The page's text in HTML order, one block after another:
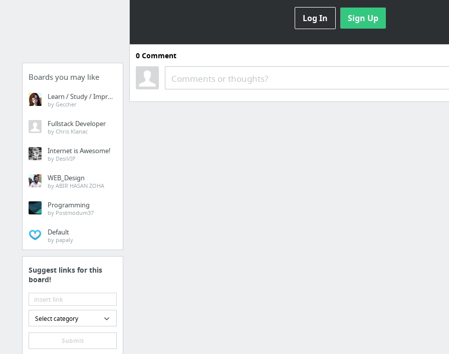
Boards you may like
Learn / Study / Improve
by Geccher
Fullstack Developer
by Chris Klanac
Internet is Awesome!
by DesiVIP
WEB_Design
by ABIR HASAN ZOHA
Programming
by Postmodum37
Default
by papaly
Suggest links for this
board!
Select category
Submit
Log In Sign Up
0Comment
Comments or thoughts?